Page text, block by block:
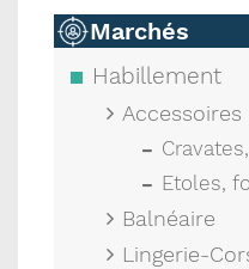
Marchés
Habillement
Accessoires
Etoles,
Balnéaire
Lingerie-